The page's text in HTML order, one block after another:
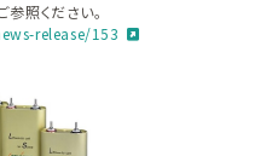
照ください。
release/153